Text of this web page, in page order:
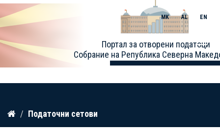
Прескокнете
содржина
Портал за отворени податоци
Собрание на Република Северна
MK AL EN
Toggle
Податочни сетови